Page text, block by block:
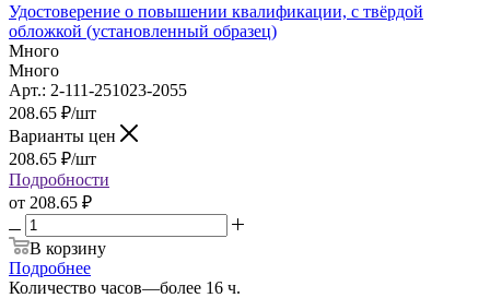
Удостоверение о повышении квалификации, с твёрдой
обложкой (установленный образец)
Много
Много
Арт.: 2-111-251023-2055
208.65 ₽/шт
Варианты цен
208.65 ₽/шт
Подробности
от 208.65 ₽
В корзину
Подробнее
Количество часов—более 16 ч.